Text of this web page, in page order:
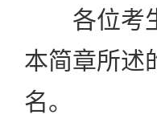
各位考生
本简章所述
名。